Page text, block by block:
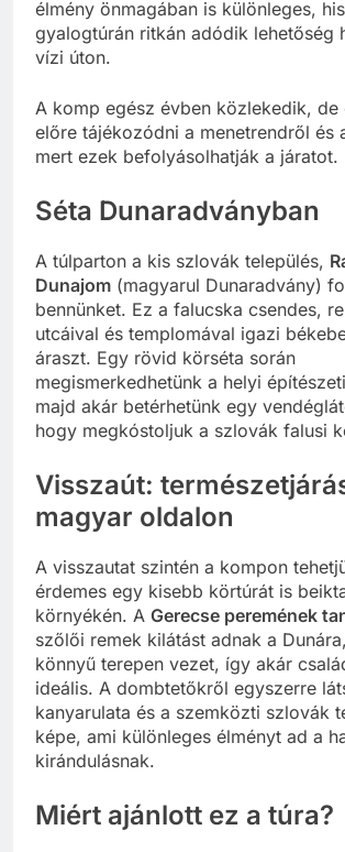
élmény önmagában is különleges,
gyalogtúrán ritkán adódik lehetőség
vízi úton.
A komp egész évben közlekedik, de
előre tájékozódni a menetrendről és
mert ezek befolyásolhatják a járatot.
Séta Dunaradványban
A túlparton a kis szlovák település,
Dunajom (magyarul Dunaradvány)
bennünket. Ez a falucska csendes,
utcáival és templomával igazi
áraszt. Egy rövid körséta során
megismerkedhetünk a helyi
majd akár betérhetünk egy
hogy megkóstoljuk a szlovák falusi
Visszaút:
magyar oldalon
A visszautat szintén a kompon
érdemes egy kisebb körtúrát is
környékén. A Gerecse peremének
szőlői remek kilátást adnak a
könnyű terepen vezet, így akár
ideális. A dombtetőkről egyszerre
kanyarulata és a szemközti szlovák
képe, ami különleges élményt ad a
kirándulásnak.
Miért ajánlott ez a túra?